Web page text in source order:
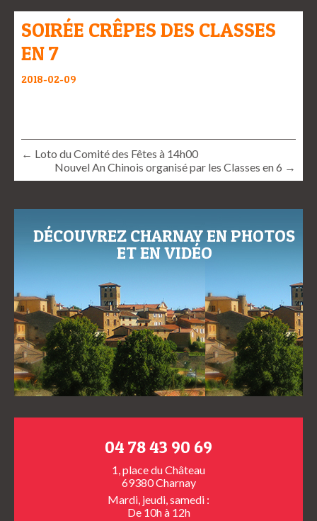
SOIRÉE CRÊPES DES CLASSES
EN 7
2018-02-09
← Loto du Comité des Fêtes à 14h00
Nouvel An Chinois organisé par les Classes en 6 →
DÉCOUVREZ CHARNAY EN PHOTOS
ET EN VIDÉO
04 78 43 90 69
1, place du Château
69380 Charnay
Mardi, jeudi, samedi :
De 10h à 12h